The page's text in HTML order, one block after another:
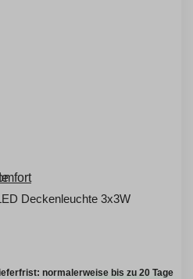
Deckenleuchte 3x3W
normalerweise bis zu 20 Tage